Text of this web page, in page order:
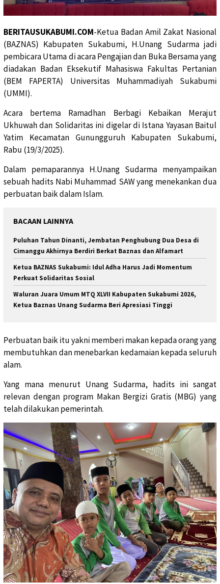
BERITAUSUKABUMI.COM-Ketua Badan Amil Zakat Nasional
(BAZNAS) Kabupaten Sukabumi, H.Unang Sudarma jadi
pembicara Utama di acara Pengajian dan Buka Bersama yang
diadakan Badan Eksekutif Mahasiswa Fakultas Pertanian
(BEM FAPERTA) Universitas Muhammadiyah Sukabumi
(UMMI).
Acara bertema Ramadhan Berbagi Kebaikan Merajut
Ukhuwah dan Solidaritas ini digelar di Istana Yayasan Baitul
Yatim Kecamatan Gunungguruh Kabupaten Sukabumi,
Rabu (19/3/2025).
Dalam pemaparannya H.Unang Sudarma menyampaikan
sebuah hadits Nabi Muhammad SAW yang menekankan dua
perbuatan baik dalam Islam.
BACAAN LAINNYA
Puluhan Tahun Dinanti, Jembatan Penghubung Dua Desa di
Cimanggu Akhirnya Berdiri Berkat Baznas dan Alfamart
Ketua BAZNAS Sukabumi: Idul Adha Harus Jadi Momentum
Perkuat Solidaritas Sosial
Waluran Juara Umum MTQ XLVII Kabupaten Sukabumi 2026,
Ketua Baznas Unang Sudarma Beri Apresiasi Tinggi
Perbuatan baik itu yakni memberi makan kepada orang yang
membutuhkan dan menebarkan kedamaian kepada seluruh
alam.
Yang mana menurut Unang Sudarma, hadits ini sangat
relevan dengan program Makan Bergizi Gratis (MBG) yang
telah dilakukan pemerintah.